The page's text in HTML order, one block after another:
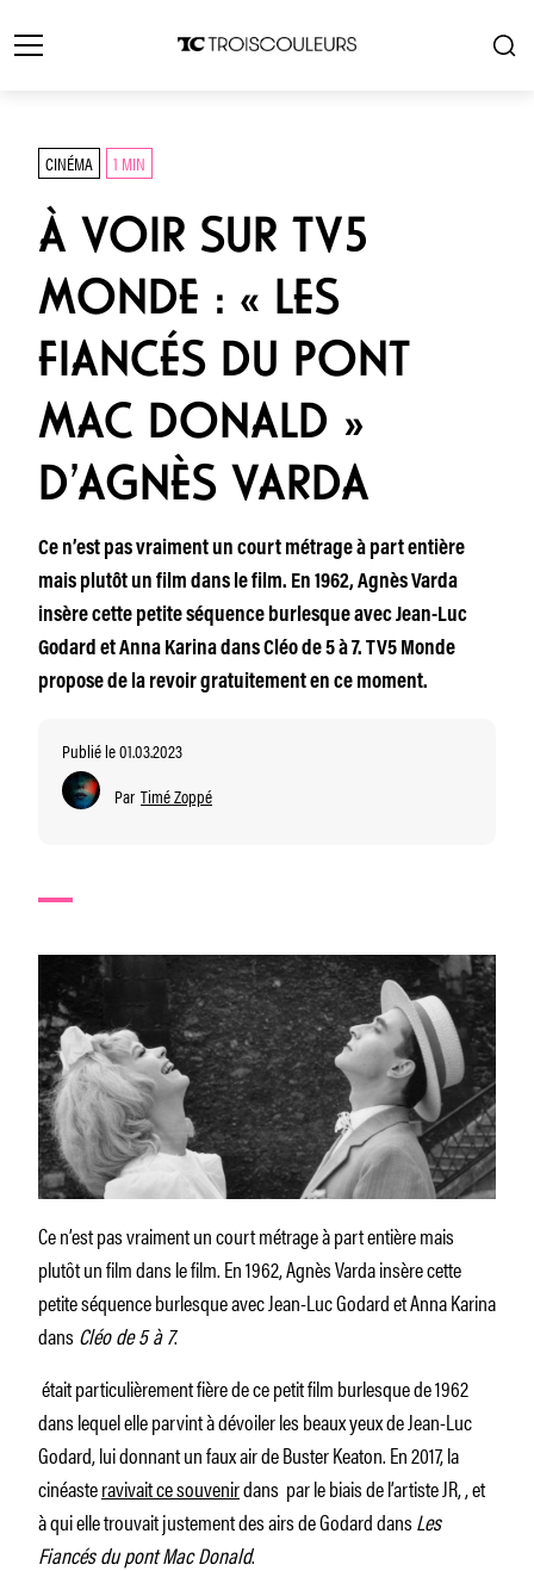
CINÉMA 1 MIN
À VOIR SUR TV5
MONDE : « LES
FIANCÉS DU PONT
MAC DONALD »
D’AGNÈS VARDA
Ce n’est pas vraiment un court métrage à part entière
mais plutôt un film dans le film. En 1962, Agnès Varda
insère cette petite séquence burlesque avec Jean-Luc
Godard et Anna Karina dans Cléo de 5 à 7. TV5 Monde
propose de la revoir gratuitement en ce moment.
Publié le 01.03.2023
Par Timé Zoppé
Ce n’est pas vraiment un court métrage à part entière mais
plutôt un film dans le film. En 1962, Agnès Varda insère cette
petite séquence burlesque avec Jean-Luc Godard et Anna Karina
dansCléo de 5 à 7.
était particulièrement fière de ce petit film burlesque de 1962
dans lequel elle parvint à dévoiler les beaux yeux de Jean-Luc
Godard, lui donnant un faux air de Buster Keaton. En 2017, la
cinéasteravivait ce souvenirdans par le biais de l’artiste JR, , et
à qui elle trouvait justement des airs de Godard dansLes
Fiancés du pont Mac Donald.